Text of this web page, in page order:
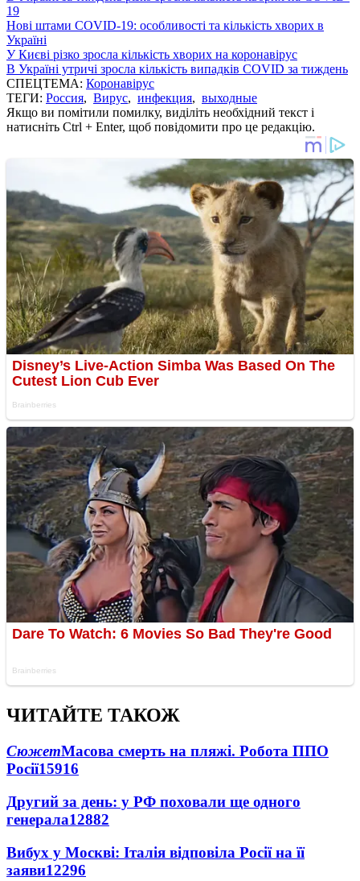
19
Нові штами COVID-19: особливості та кількість хворих в
Україні
У Києві різко зросла кількість хворих на коронавірус
В Україні утричі зросла кількість випадків COVID за тиждень
СПЕЦТЕМА: Коронавірус
ТЕГИ: Россия, Вирус, инфекция, выходные
Якщо ви помітили помилку, виділіть необхідний текст і
натисніть Ctrl + Enter, щоб повідомити про це редакцію.
ЧИТАЙТЕ ТАКОЖ
СюжетМасова смерть на пляжі. Робота ППО
Росії15916
Другий за день: у РФ поховали ще одного
генерала12882
Вибух у Москві: Італія відповіла Росії на її
заяви12296